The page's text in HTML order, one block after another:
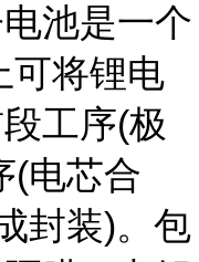
池是一个
可将锂电
工序(极
(电芯合
封装)。包